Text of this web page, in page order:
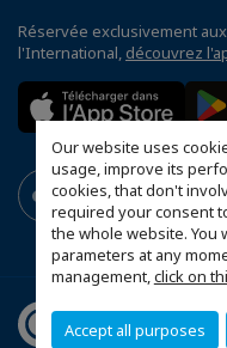
Our website uses
usage, improve its
cookies, that don't
required your consent
the whole website. You
parameters at any
management,click on
Accept all purposes
Réservée exclusivement
l'International, découvrez